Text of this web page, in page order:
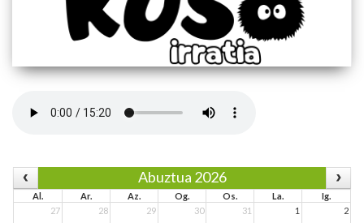
Abuztua 2026
Al. Ar. Az. Og. Os. La.
Ig.
27
28 29 30 31 1 2